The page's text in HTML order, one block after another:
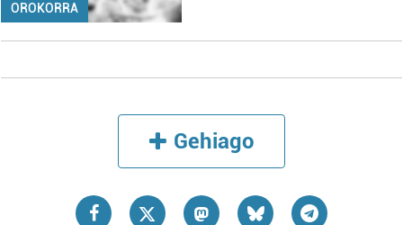
OROKORRA
Gehiago